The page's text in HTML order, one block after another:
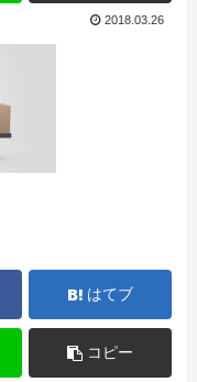
2018.03.26
はてブ
コピー